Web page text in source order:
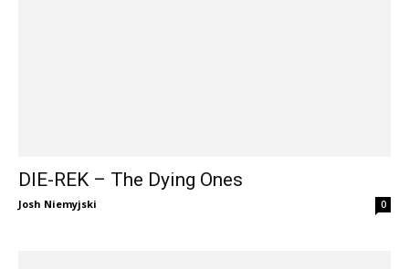
DIE-REK – The Dying Ones
Josh Niemyjski 0